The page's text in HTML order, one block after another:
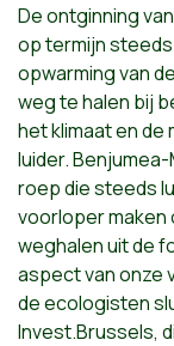
De ontginning
op termijn
opwarming van
weg te halen bij
het klimaat en de
luider. Benjumea-
roep die steeds
voorloper maken
weghalen uit de
aspect van onze
de ecologisten
Invest.Brussels,